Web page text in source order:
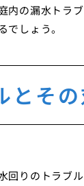
内の漏水トラ
しょう。
とそ
回りのトラブ